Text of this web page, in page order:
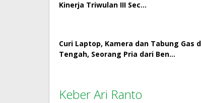
Kinerja Triwulan III Sec…
Curi Laptop, Kamera dan Tabung Gas
Tengah, Seorang Pria dari Ben…
Keber Ari Ranto